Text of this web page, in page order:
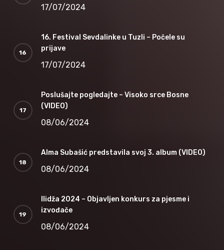
17/07/2024
16. Festival Sevdalinke u Tuzli – Počele su
prijave
17/07/2024
Poslušajte pogledajte – Visoko srce Bosne
(VIDEO)
08/06/2024
Alma Subašić predstavila svoj 3. album (VIDEO)
08/06/2024
Ilidža 2024 – Objavljen konkurs za pjesme i
izvođače
08/06/2024